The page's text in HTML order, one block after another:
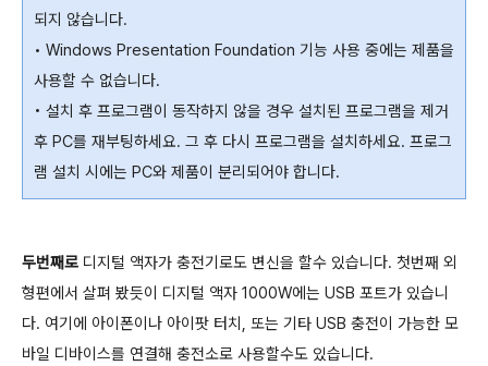
되지 않습니다.
• Windows Presentation Foundation 기능 사용 중에는 제품을
사용할 수 없습니다.
• 설치 후 프로그램이 동작하지 않을 경우 설치된 프로그램을 제거
후 PC를 재부팅하세요. 그 후 다시 프로그램을 설치하세요. 프로그
램 설치 시에는 PC와 제품이 분리되어야 합니다.
두번째로 디지털 액자가 충전기로도 변신을 할수 있습니다. 첫번째 외
형편에서 살펴 봤듯이 디지털 액자 1000W에는 USB 포트가 있습니
다. 여기에 아이폰이나 아이팟 터치, 또는 기타 USB 충전이 가능한 모
바일 디바이스를 연결해 충전소로 사용할수도 있습니다.